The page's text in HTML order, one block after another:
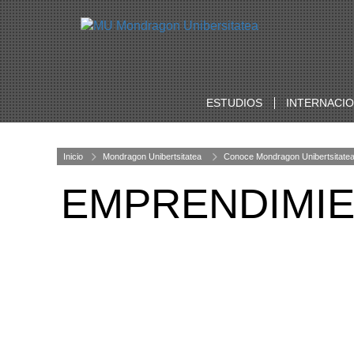
ESTUDIOS
Inicio Mondragon Unibertsitatea Conoce Mondragon Unibertsitatea